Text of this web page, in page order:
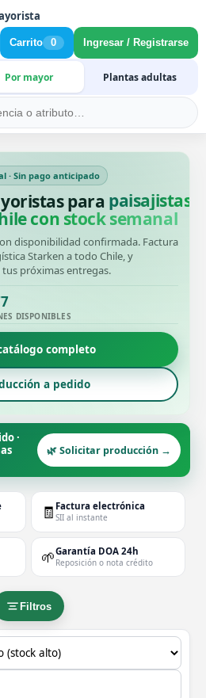
Por mayor Plantas adultas
Carrito 0 Ingresar / Registrarse
· Sin pago anticipado
para productores
con stock semanal
disponibilidad confirmada. Factura
Starken a todo Chile, y
próximas entregas.
DISPONIBLES
completo
a pedido
·
🌿 Solicitar producción →
🧾 Factura electrónica
SII al instante
🌱Garantía DOA 24h
Reposición o nota crédito
Filtros